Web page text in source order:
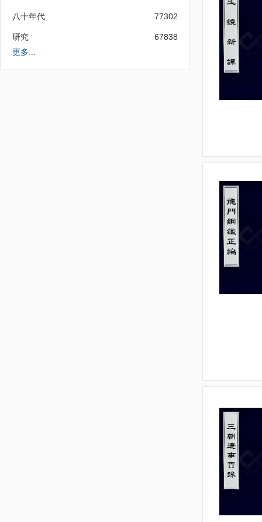
八十年代 77302
研究
67838
更多...